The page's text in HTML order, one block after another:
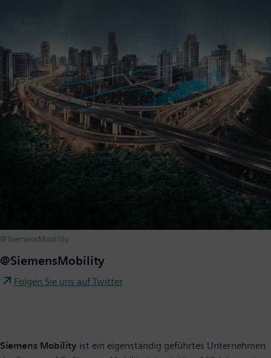
@SiemensMobility
@SiemensMobility
Folgen Sie uns auf Twitter
Siemens Mobility ist ein eigenständig geführtes Unternehmen